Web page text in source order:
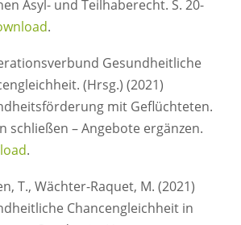
Asyl- und Teilhaberecht. S. 20-
.
Gesundheitliche
(Hrsg.) (2021)
mit Geflüchteten.
schließen – Angebote ergänzen.
.
T., Wächter-Raquet, M. (2021)
Chancengleichheit in